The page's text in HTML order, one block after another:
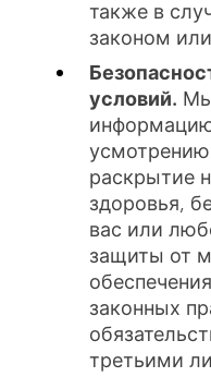
также в
законом
условий.
раскрытие
здоровья,
вас или
защиты от
законных
третьими